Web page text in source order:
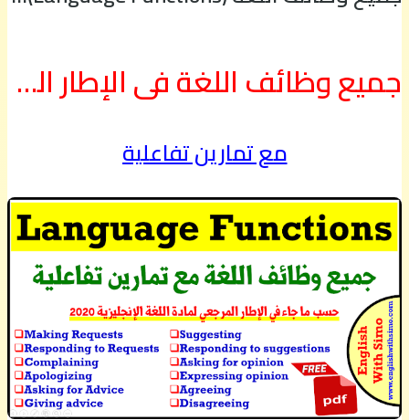
جميع وظائف اللغة في الإطار المرجعي لمادة اللغة الإنجليزية 2020
مع تمارين تفاعلية